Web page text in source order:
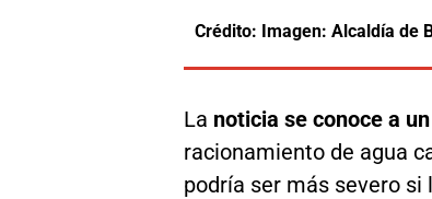
Crédito: Imagen: Alcaldía de
La noticia se conoce a
racionamiento de agua
podría ser más severo si